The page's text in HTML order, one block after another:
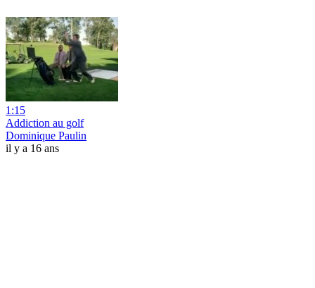
1:15
Addiction au golf
Dominique Paulin
il y a 16 ans